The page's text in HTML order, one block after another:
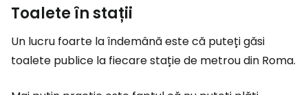
Toalete în stații
Un lucru foarte la îndemână este că puteți găsi
toalete publice la fiecare stație de metrou din Roma.